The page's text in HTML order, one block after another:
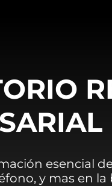
esencial
y mas en